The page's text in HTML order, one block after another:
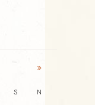
S N